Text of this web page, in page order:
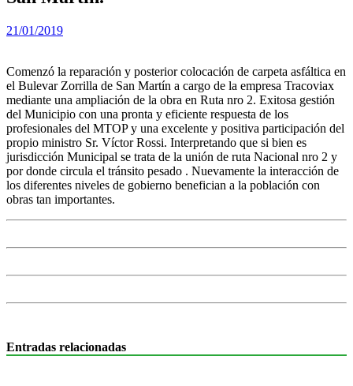
21/01/2019
Comenzó la reparación y posterior colocación de carpeta asfáltica en
el Bulevar Zorrilla de San Martín a cargo de la empresa Tracoviax
mediante una ampliación de la obra en Ruta nro 2. Exitosa gestión
del Municipio con una pronta y eficiente respuesta de los
profesionales del MTOP y una excelente y positiva participación del
propio ministro Sr. Víctor Rossi. Interpretando que si bien es
jurisdicción Municipal se trata de la unión de ruta Nacional nro 2 y
por donde circula el tránsito pesado . Nuevamente la interacción de
los diferentes niveles de gobierno benefician a la población con
obras tan importantes.
Entradas relacionadas